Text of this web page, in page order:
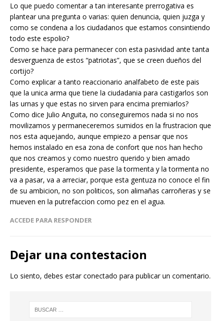
Lo que puedo comentar a tan interesante prerrogativa es
plantear una pregunta o varias: quien denuncia, quien juzga y
como se condena a los ciudadanos que estamos consintiendo
todo este espolio?
Como se hace para permanecer con esta pasividad ante tanta
desverguenza de estos “patriotas”, que se creen dueños del
cortijo?
Como explicar a tanto reaccionario analfabeto de este pais
que la unica arma que tiene la ciudadania para castigarlos son
las urnas y que estas no sirven para encima premiarlos?
Como dice Julio Anguita, no conseguiremos nada si no nos
movilizamos y permaneceremos sumidos en la frustracion que
nos esta aquejando, aunque empiezo a pensar que nos
hemos instalado en esa zona de confort que nos han hecho
que nos creamos y como nuestro querido y bien amado
presidente, esperamos que pase la tormenta y la tormenta no
va a pasar, va a arreciar, porque esta gentuza no conoce el fin
de su ambicion, no son politicos, son alimañas carroñeras y se
mueven en la putrefaccion como pez en el agua.
ACCEDE PARA RESPONDER
Dejar una contestacion
Lo siento, debes estarconectado para publicar un comentario.